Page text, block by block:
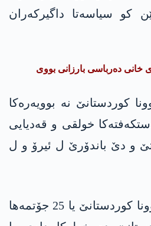
کو سیاسەتا داگیرکەران
خانی دەرباسی بارزانی بووی
کوردستانێ نە بوویەرەکا
خولقی و قەدیایی
و دێ باندۆرێ ل ئیرۆ و ل
ریفراندۆما سەرخوەبوونا کوردستانێ یا 25 جۆتمەھا